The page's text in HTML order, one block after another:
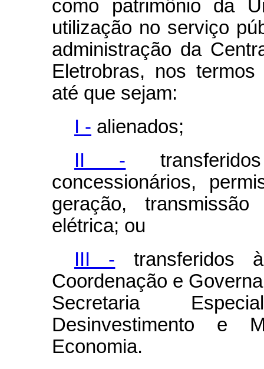
como patrimônio da
utilização no serviço
administração da
Eletrobras, nos
até que sejam:
I - alienados;
II -
concessionários,
geração,
elétrica; ou
III - transferidos
Coordenação e
Secretaria
Desinvestimento e
Economia.